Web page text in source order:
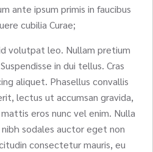
ante ipsum primis in faucibus
cubilia Curae;
volutpat leo. Nullam pretium
in dui tellus. Cras
aliquet. Phasellus convallis
lectus ut accumsan gravida,
eros nunc vel enim. Nulla
sodales auctor eget non
consectetur mauris, eu